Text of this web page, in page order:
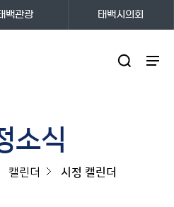
백관광 태백시의회
소식
캘린더 시정 캘린더